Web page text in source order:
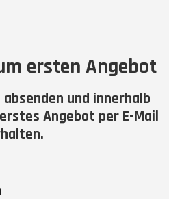
ersten Angebot
und innerhalb
Angebot per E-Mail